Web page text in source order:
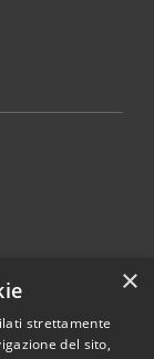
×
strettamente
del sito,